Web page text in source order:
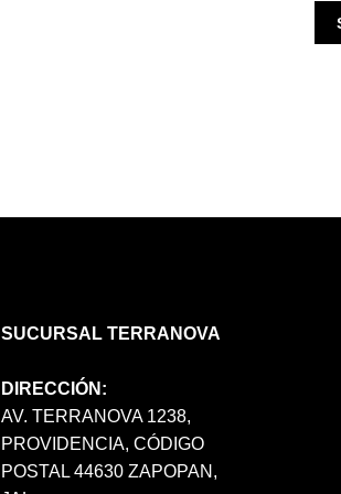
SUCURSAL TERRANOVA
DIRECCIÓN:
AV. TERRANOVA 1238,
PROVIDENCIA, CÓDIGO
POSTAL 44630 ZAPOPAN,